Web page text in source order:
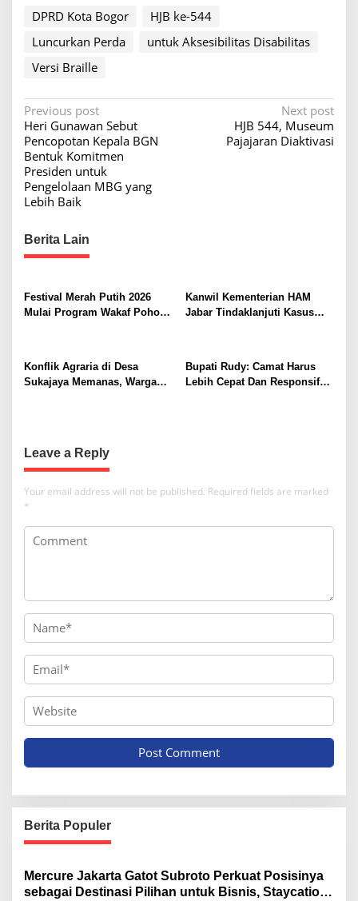
DPRD Kota Bogor
HJB ke-544
Luncurkan Perda
untuk Aksesibilitas Disabilitas
Versi Braille
P
o
s
t
n
v
g
a
i
o
Previous post
Heri Gunawan Sebut
Pencopotan Kepala BGN
Bentuk Komitmen
Presiden untuk
Pengelolaan MBG yang
Lebih Baik
Next post
HJB 544, Museum
Pajajaran Diaktivasi
Berita Lain
Festival Merah Putih 2026
Mulai Program Wakaf Pohon
Kanwil Kementerian HAM
Jabar Tindaklanjuti Kasus
Konflik Agraria di Desa
Sukajaya Memanas, Warga
Bupati Rudy: Camat Harus
Lebih Cepat Dan Responsif
Leave a Reply
Your email address will not be published. Required fields are marked
*
Berita Populer
Mercure Jakarta Gatot Subroto Perkuat Posisinya
sebagai Destinasi Pilihan untuk Bisnis, Staycation,